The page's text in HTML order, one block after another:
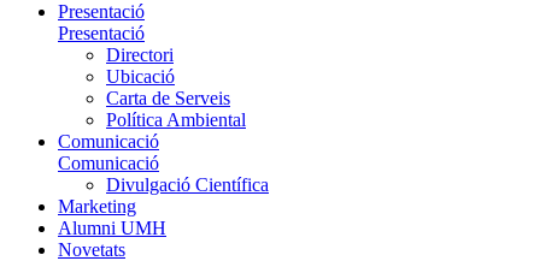
Presentació
Presentació
Directori
Ubicació
Carta de Serveis
Política Ambiental
Comunicació
Comunicació
Divulgació Científica
Marketing
Alumni UMH
Novetats